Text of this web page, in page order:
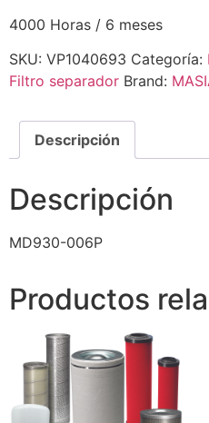
4000 Horas / 6 meses
SKU: VP1040693 Categoría:
Filtro separador Brand:
Descripción
Descripción
MD930-006P
Productos